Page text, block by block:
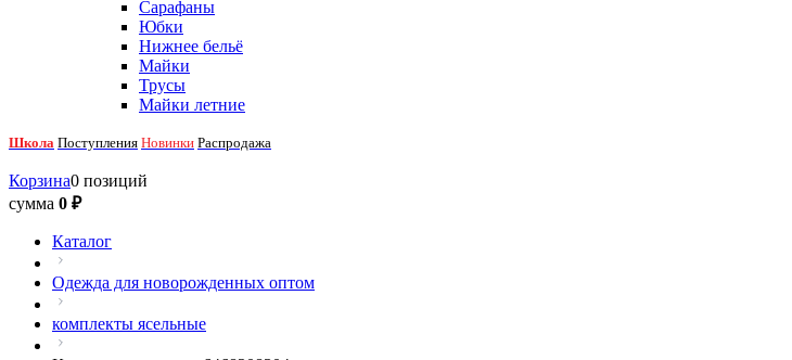
Сарафаны
Юбки
Нижнее бельё
Майки
Трусы
Майки летние
Школа Поступления Новинки Распродажа
Корзина0 позиций
сумма 0 ₽
Каталог
Одежда для новорожденных оптом
комплекты ясельные